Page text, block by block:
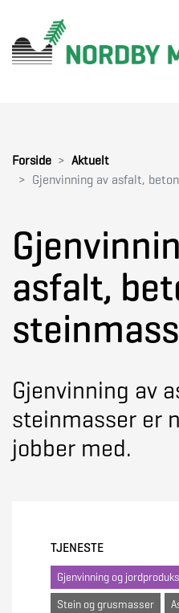
Forside
Aktuelt
Gjenvinning av asfalt,
asfalt,
Gjenvinning av
steinmasser er
jobber med.
TJENESTE
Gjenvinning og
Stein og grusmasser